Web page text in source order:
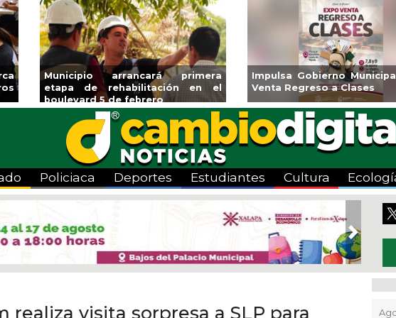
primera
en el
Impulsa Gobierno Municipal Expo
Venta Regreso a Clases
Reabrirá
Alberca
Centro
Policiaca Deportes Estudiantes Cultura
Next
realiza visita sorpresa a SLP para